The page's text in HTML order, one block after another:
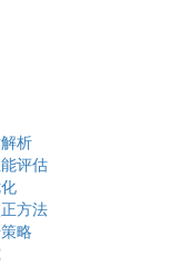
析
评估
方法
略